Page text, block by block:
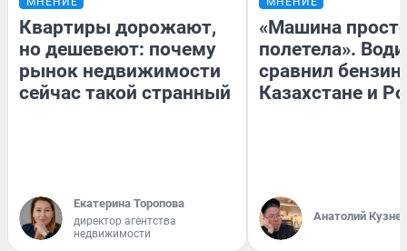
Квартиры дорожают,
но дешевеют: почему
рынок недвижимости
сейчас такой странный
Екатерина Торопова
директор агентства
недвижимости
«Машина
полетела».
сравнил бензин
Казахстане и
Анатолий